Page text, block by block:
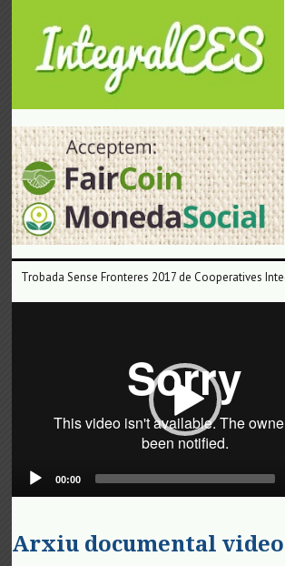
Trobada Sense Fronteres 2017 de Cooperatives
00:00
Arxiu documental